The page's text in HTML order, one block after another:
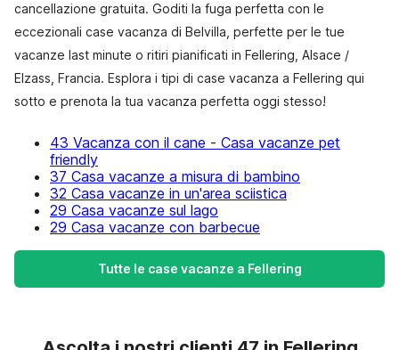
cancellazione gratuita. Goditi la fuga perfetta con le
eccezionali case vacanza di Belvilla, perfette per le tue
vacanze last minute o ritiri pianificati in Fellering, Alsace /
Elzass, Francia. Esplora i tipi di case vacanza a Fellering qui
sotto e prenota la tua vacanza perfetta oggi stesso!
43 Vacanza con il cane - Casa vacanze pet
friendly
37 Casa vacanze a misura di bambino
32 Casa vacanze in un'area sciistica
29 Casa vacanze sul lago
29 Casa vacanze con barbecue
Tutte le case vacanze a Fellering